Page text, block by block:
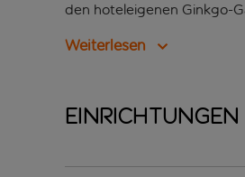
den hoteleigenen Ginkgo-
Weiterlesen
Einrichtungen